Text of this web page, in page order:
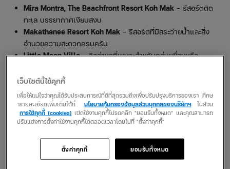
Mira Montra, The Beachfront Resort Koh Mak – รีสอร์ตติด
ทะเล บรรยากาศเงียบสงบ
Makathanee Resort Koh Mak – รีสอร์ตที่มีสระว่ายน้ำและสิ่ง
อำนวยความสะดวกครบครัน
Little Moon Villa– วิลล่าหรูที่เหมาะสำหรับกลุ่มเพื่อนหรือ
The River Retreat Koh Mak
เหมาะสำหรับผู้ที่ต้องการพักผ่อนอย่างแท้จริง
ควรจองที่พักล่วงหน้า เพราะที่พักบนเกาะมีจำนวนจำกัดและมักจะถูก
จองเต็มในช่วงไฮซีซั่น
ร้านอาหารแนะนำบนเกาะหมาก
เว็บไซต์นี้ใช้คุกกี้
เพื่อให้แน่ใจว่าคุณได้รับประสบการณ์ที่ดีที่สุดรวมถึงเพื่อปรับปรุงบริการของเรา ศึกษ
ารายละเอียดเพิ่มเติมได้ที่
นโยบายคุ้มครองข้อมูลส่วนบุคคลของบริษัทฯในส่วน
การใช้คุกกี้ (cookies) เปิดใช้งานคุกกี้โปรดคลิก "ยอมรับทั้งหมด" และคุณสามารถ
ปรับแต่งการตั้งค่าใช้งานคุกกี้ได้ตลอดเวลาโดยไปที่ "ตั้งค่าคุกกี้"
ยอมรับทั้งหมด
ตั้งค่าคุกกี้